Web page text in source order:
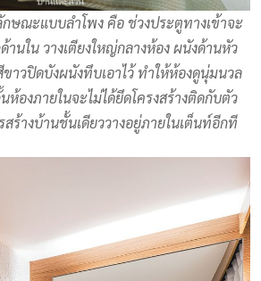
ษณะแบบลำโพง คือ ช่วงประตูทางเข้าจะ
นใน วางเตียงใหญ่กลางห้อง ผนังด้านหัว
าวปิดบังผนังทึบเอาไว้ ทำให้ห้องดูนุ่มนวล
ห้องภายในจะไม่ได้ยึดโครงสร้างติดกับตัว
ร้างบ้านชั้นเดียววางอยู่ภายในเต็นท์อีกที